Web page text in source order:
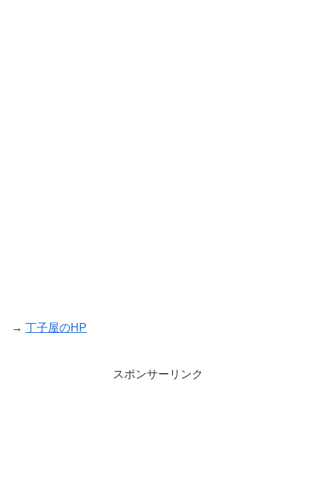
→ 丁子屋のHP
スポンサーリンク